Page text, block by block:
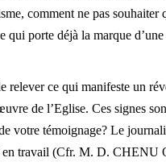
comment ne pas souhaiter
qui porte déjà la marque
relever ce qui manifeste un
de l’Eglise. Ces signes
votre témoignage? Le
en travail (Cfr. M. D. CHENU